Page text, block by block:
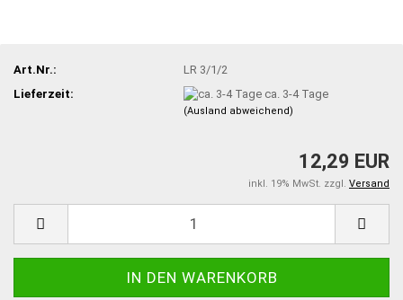
Art.Nr.:
LR 3/1/2
Lieferzeit:
ca. 3-4 Tage
(Ausland abweichend)
12,29 EUR
inkl. 19% MwSt. zzgl. Versand